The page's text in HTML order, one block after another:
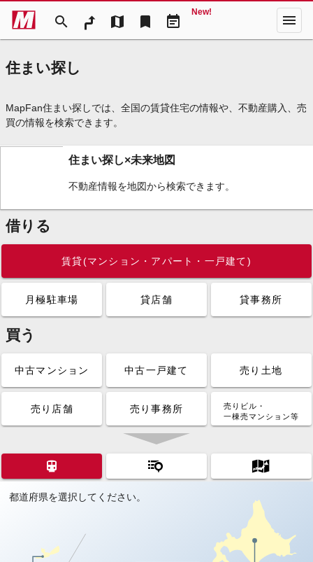
search map bookmark event_note
New! menu
住まい探し
MapFan住まい探しでは、全国の賃貸住宅の情報や、不動産購入、売
買の情報を検索できます。
住まい探し×未来地図
不動産情報を地図から検索できます。
借りる
賃貸(マンション・アパート・一戸建て)
月極駐車場 貸店舗 貸事務所
買う
中古マンション 中古一戸建て 売り土地
売り店舗 売り事務所
売りビル・
一棟売マンション等
都道府県を選択してください。